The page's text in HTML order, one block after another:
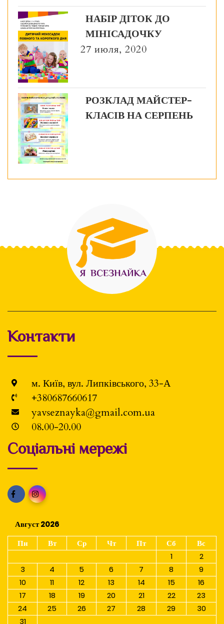
НАБІР ДІТОК ДО
МІНІСАДОЧКУ
27 июля, 2020
РОЗКЛАД МАЙСТЕР-
КЛАСІВ НА СЕРПЕНЬ
Контакти
м. Київ, вул. Липківського, 33-А
+380687660617
yavseznayka@gmail.com.ua
08.00-20.00
Соціальні мережі
Август 2026
Пн
Вт Ср Чт Пт Сб
Вс
1
2
3
4 5 6 7 8
9
10
11 12 13 14 15
16
17
18 19 20 21 22
23
24
25 26 27 28 29
30
31